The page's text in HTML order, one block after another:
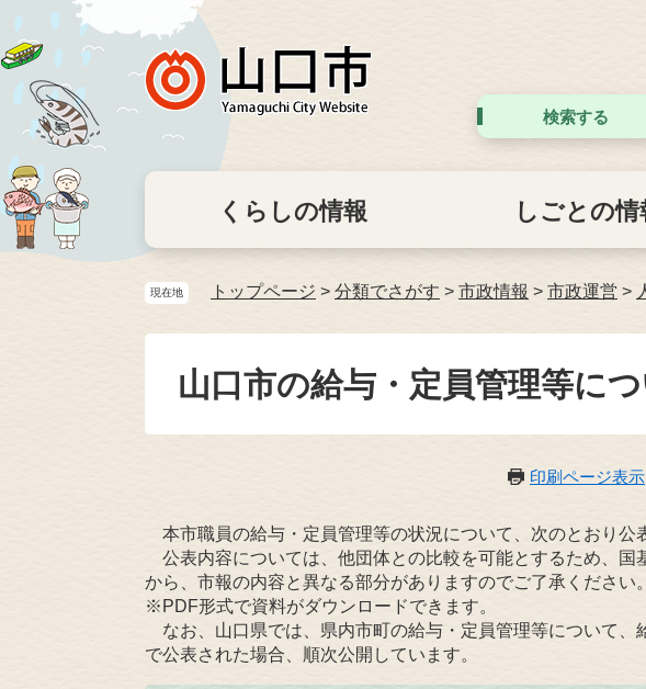
検索する
くらしの情報 しごとの情
現在地 トップページ > 分類でさがす > 市政情報 > 市政運営 >
山口市の給与・定員管理等に
印刷ページ表示
本市職員の給与・定員管理等の状況について、次のとおり公
公表内容については、他団体との比較を可能とするため、国
から、市報の内容と異なる部分がありますのでご了承ください。
※PDF形式で資料がダウンロードできます。
なお、山口県では、県内市町の給与・定員管理等について、
で公表された場合、順次公開しています。